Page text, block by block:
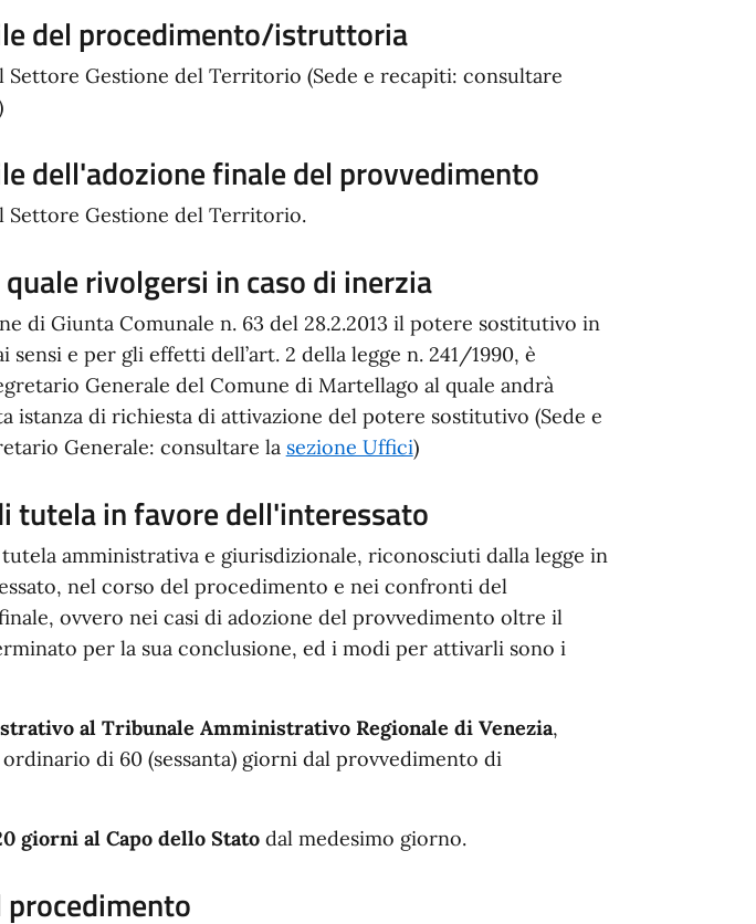
del procedimento/istruttoria
Settore Gestione del Territorio (Sede e recapiti: consultare
dell'adozione finale del provvedimento
Settore Gestione del Territorio.
rivolgersi in caso di inerzia
di Giunta Comunale n. 63 del 28.2.2013 il potere sostitutivo in
sensi e per gli effetti dell’art. 2 della legge n. 241/1990, è
Generale del Comune di Martellago al quale andrà
istanza di richiesta di attivazione del potere sostitutivo (Sede e
Generale: consultare la sezione Uffici)
tutela in favore dell'interessato
amministrativa e giurisdizionale, riconosciuti dalla legge in
nel corso del procedimento e nei confronti del
ovvero nei casi di adozione del provvedimento oltre il
per la sua conclusione, ed i modi per attivarli sono i
al Tribunale Amministrativo Regionale di Venezia,
di 60 (sessanta) giorni dal provvedimento di
giorni al Capo dello Statodal medesimo giorno.
procedimento